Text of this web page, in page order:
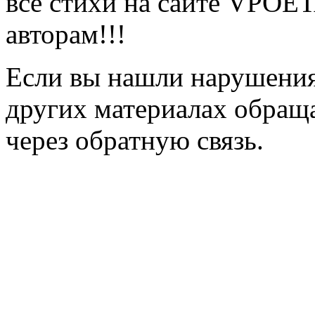
авторам!!!
Если вы нашли
других материалах
через обратную связь.